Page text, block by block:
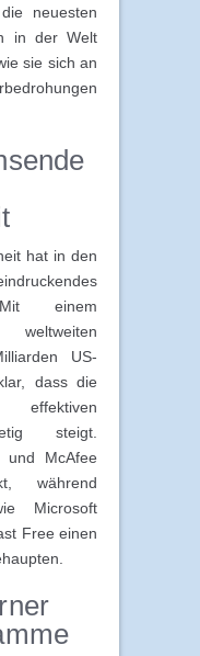
neuesten
in der Welt
sie sich an
hat in den
einem
US-
dass die
steigt.
und McAfee
während
Microsoft
Free einen